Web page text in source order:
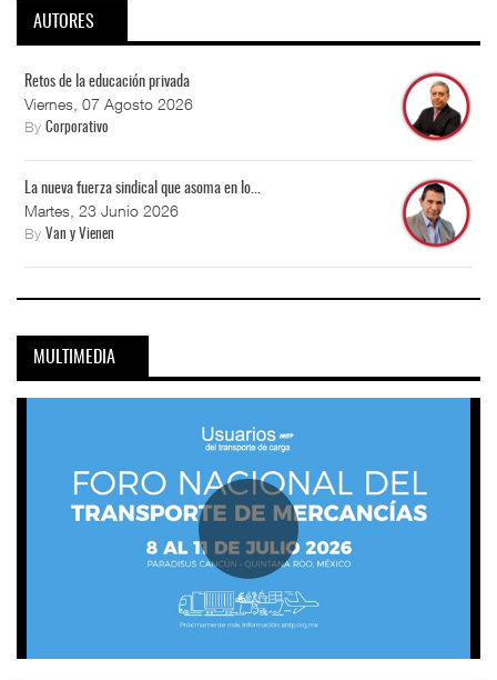
AUTORES
Retos de la educación privada
Viernes, 07 Agosto 2026
By Corporativo
La nueva fuerza sindical que asoma en lo...
Martes, 23 Junio 2026
By Van y Vienen
MULTIMEDIA